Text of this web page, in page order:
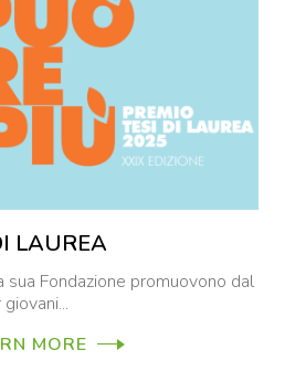
LAUREA
sua Fondazione promuovono dal
MORE